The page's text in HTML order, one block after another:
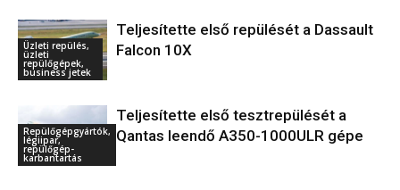
Üzleti repülés,
üzleti
repülőgépek,
business jetek
Teljesítette első repülését a Dassault
Falcon 10X
Repülőgépgyártók,
légiipar,
repülőgép-
karbantartás
Teljesítette első tesztrepülését a
Qantas leendő A350-1000ULR gépe